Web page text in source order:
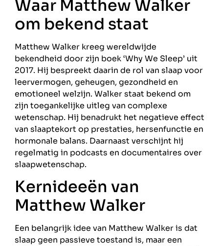
Waar Matthew Walker
om bekend staat
Matthew Walker kreeg wereldwijde
bekendheid door zijn boek ‘Why We Sleep’ uit
2017. Hij bespreekt daarin de rol van slaap voor
leervermogen, geheugen, gezondheid en
emotioneel welzijn. Walker staat bekend om
zijn toegankelijke uitleg van complexe
wetenschap. Hij benadrukt het negatieve effect
van slaaptekort op prestaties, hersenfunctie en
hormonale balans. Daarnaast verschijnt hij
regelmatig in podcasts en documentaires over
slaapwetenschap.
Kernideeën van
Matthew Walker
Een belangrijk idee van Matthew Walker is dat
slaap geen passieve toestand is, maar een